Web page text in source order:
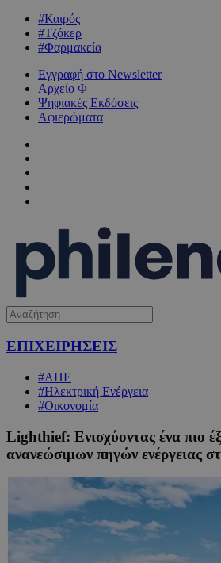
#Καιρός
#Τζόκερ
#Φαρμακεία
Εγγραφή στο Newsletter
Αρχείο Φ
Ψηφιακές Εκδόσεις
Αφιερώματα
ΕΠΙΧΕΙΡΗΣΕΙΣ
#ΑΠΕ
#Ηλεκτρική Ενέργεια
#Οικονομία
Lighthief: Ενισχύοντας ένα πιο
ανανεώσιμων πηγών ενέργειας